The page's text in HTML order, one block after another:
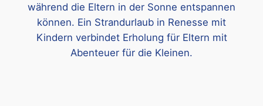
während die Eltern in der Sonne entspannen
können. Ein Strandurlaub in Renesse mit
Kindern verbindet Erholung für Eltern mit
Abenteuer für die Kleinen.